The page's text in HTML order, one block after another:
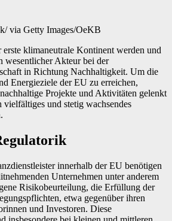
via Getty Images/OeKB
klimaneutrale Kontinent werden und
wesentlicher Akteur bei der
in Richtung Nachhaltigkeit. Um die
Energieziele der EU zu erreichen,
Projekte und Aktivitäten gelenkt
und stetig wachsendes
innerhalb der EU benötigen
Unternehmen unter anderem
Risikobeurteilung, die Erfüllung der
etwa gegenüber ihren
und Investoren. Diese